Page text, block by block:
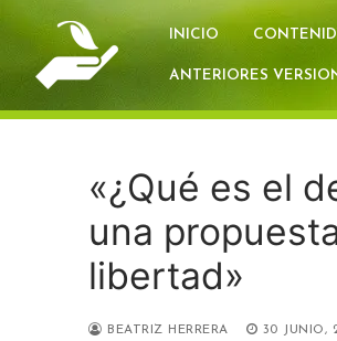
contenido
INICIO
ANTERIORES
«¿Qué es el
una
libertad»
BEATRIZ HERRERA 30 JUNIO,